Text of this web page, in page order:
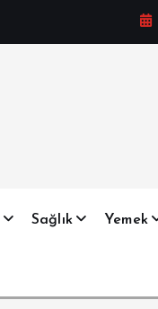
Sağlık Yemek